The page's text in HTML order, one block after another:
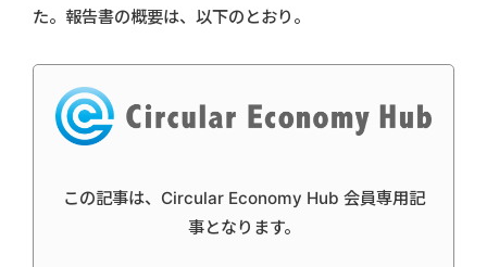
た。報告書の概要は、以下のとおり。
この記事は、Circular Economy Hub 会員専用記
事となります。